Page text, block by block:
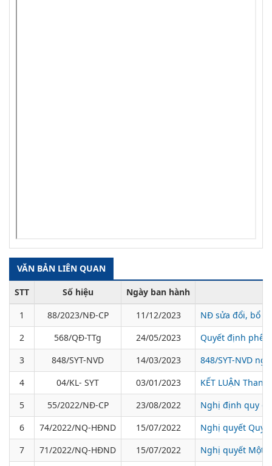
VĂN BẢN LIÊN QUAN
STT Số hiệu
Ngày ban hành
1
88/2023/NĐ-CP 11/12/2023
NĐ sửa đổi, bổ
2
568/QĐ-TTg 24/05/2023
Quyết định phê
3
848/SYT-NVD 14/03/2023
848/SYT-NVD
4
04/KL- SYT 03/01/2023
KẾT LUẬN
5
55/2022/NĐ-CP 23/08/2022
Nghị định quy
6
74/2022/NQ-HĐND 15/07/2022
Nghị quyết Quy
7
71/2022/NQ-HĐND 15/07/2022 Nghị quyết Một